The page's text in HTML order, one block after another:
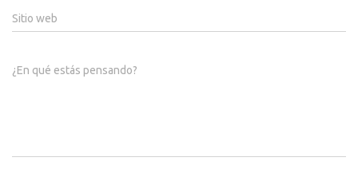
Sitio web
¿En qué estás pensando?